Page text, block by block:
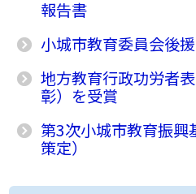
報告書
小城市教育委員会後
地方教育行政功労者
彰）を受賞
第3次小城市教育振興
策定）